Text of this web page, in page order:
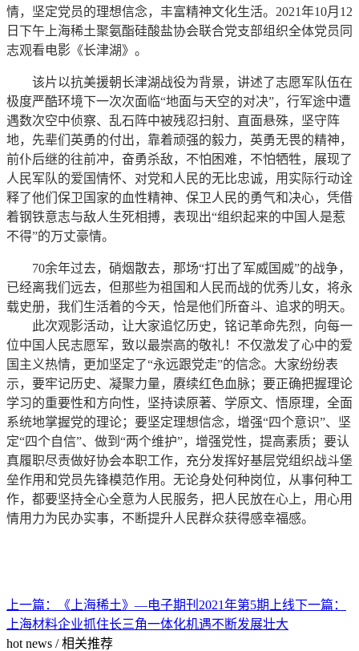
情，坚定党员的理想信念，丰富精神文化生活。2021年10月12
日下午上海稀土聚氨酯硅酸盐协会联合党支部组织全体党员同
志观看电影《长津湖》。
该片以抗美援朝长津湖战役为背景，讲述了志愿军队伍在
极度严酷环境下一次次面临“地面与天空的对决”，行军途中遭
遇数次空中侦察、乱石阵中被残忍扫射、直面悬殊，坚守阵
地，先辈们英勇的付出，靠着顽强的毅力，英勇无畏的精神，
前仆后继的往前冲，奋勇杀敌，不怕困难，不怕牺牲，展现了
人民军队的爱国情怀、对党和人民的无比忠诚，用实际行动诠
释了他们保卫国家的血性精神、保卫人民的勇气和决心，凭借
着钢铁意志与敌人生死相搏，表现出“组织起来的中国人是惹
不得”的万丈豪情。
70余年过去，硝烟散去，那场“打出了军威国威”的战争，
已经离我们远去，但那些为祖国和人民而战的优秀儿女，将永
载史册，我们生活着的今天，恰是他们所奋斗、追求的明天。
此次观影活动，让大家追忆历史，铭记革命先烈，向每一
位中国人民志愿军，致以最崇高的敬礼！不仅激发了心中的爱
国主义热情，更加坚定了“永远跟党走”的信念。大家纷纷表
示，要牢记历史、凝聚力量，赓续红色血脉；要正确把握理论
学习的重要性和方向性，坚持读原著、学原文、悟原理，全面
系统地掌握党的理论；要坚定理想信念，增强“四个意识”、坚
定“四个自信”、做到“两个维护”，增强党性，提高素质；要认
真履职尽责做好协会本职工作，充分发挥好基层党组织战斗堡
垒作用和党员先锋模范作用。无论身处何种岗位，从事何种工
作，都要坚持全心全意为人民服务，把人民放在心上，用心用
情用力为民办实事，不断提升人民群众获得感幸福感。
上一篇： 《上海稀土》—电子期刊2021年第5期上线下一篇：
上海材料企业抓住长三角一体化机遇不断发展壮大
hot news / 相关推荐